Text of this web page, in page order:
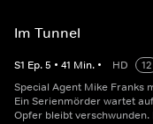
Im Tunnel
S1 Ep.5 • 41 Min. • HD
12
Special Agent Mike Franks
Ein Serienmörder wartet
Opfer bleibt